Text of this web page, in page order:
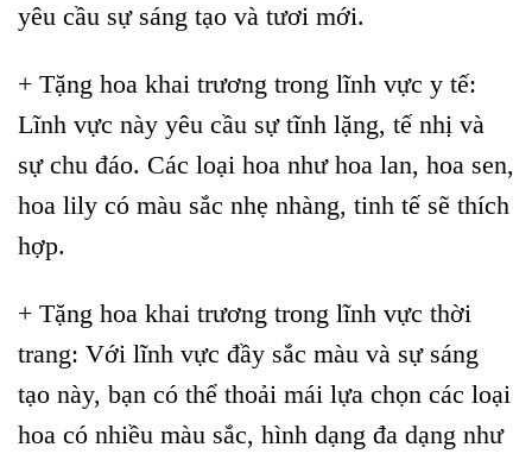
yêu cầu sự sáng tạo và tươi mới.
+ Tặng hoa khai trương trong lĩnh vực y tế:
Lĩnh vực này yêu cầu sự tĩnh lặng, tế nhị và
sự chu đáo. Các loại hoa như hoa lan, hoa sen,
hoa lily có màu sắc nhẹ nhàng, tinh tế sẽ thích
hợp.
+ Tặng hoa khai trương trong lĩnh vực thời
trang: Với lĩnh vực đầy sắc màu và sự sáng
tạo này, bạn có thể thoải mái lựa chọn các loại
hoa có nhiều màu sắc, hình dạng đa dạng như